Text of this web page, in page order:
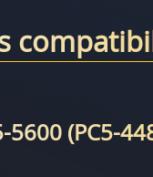
5600 (PC5-